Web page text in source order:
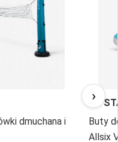
dmuchana i
Buty
Allsix
›